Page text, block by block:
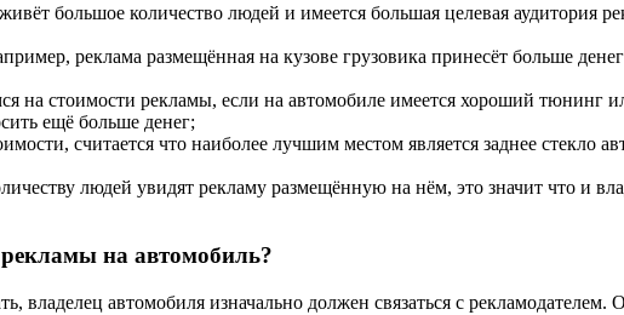
большое количество людей и имеется большая целевая аудитория
реклама размещённая на кузове грузовика принесёт больше
на стоимости рекламы, если на автомобиле имеется хороший тюнинг
ещё больше денег;
считается что наиболее лучшим местом является заднее стекло
людей увидят рекламу размещённую на нём, это значит что и
рекламы на автомобиль?
владелец автомобиля изначально должен связаться с